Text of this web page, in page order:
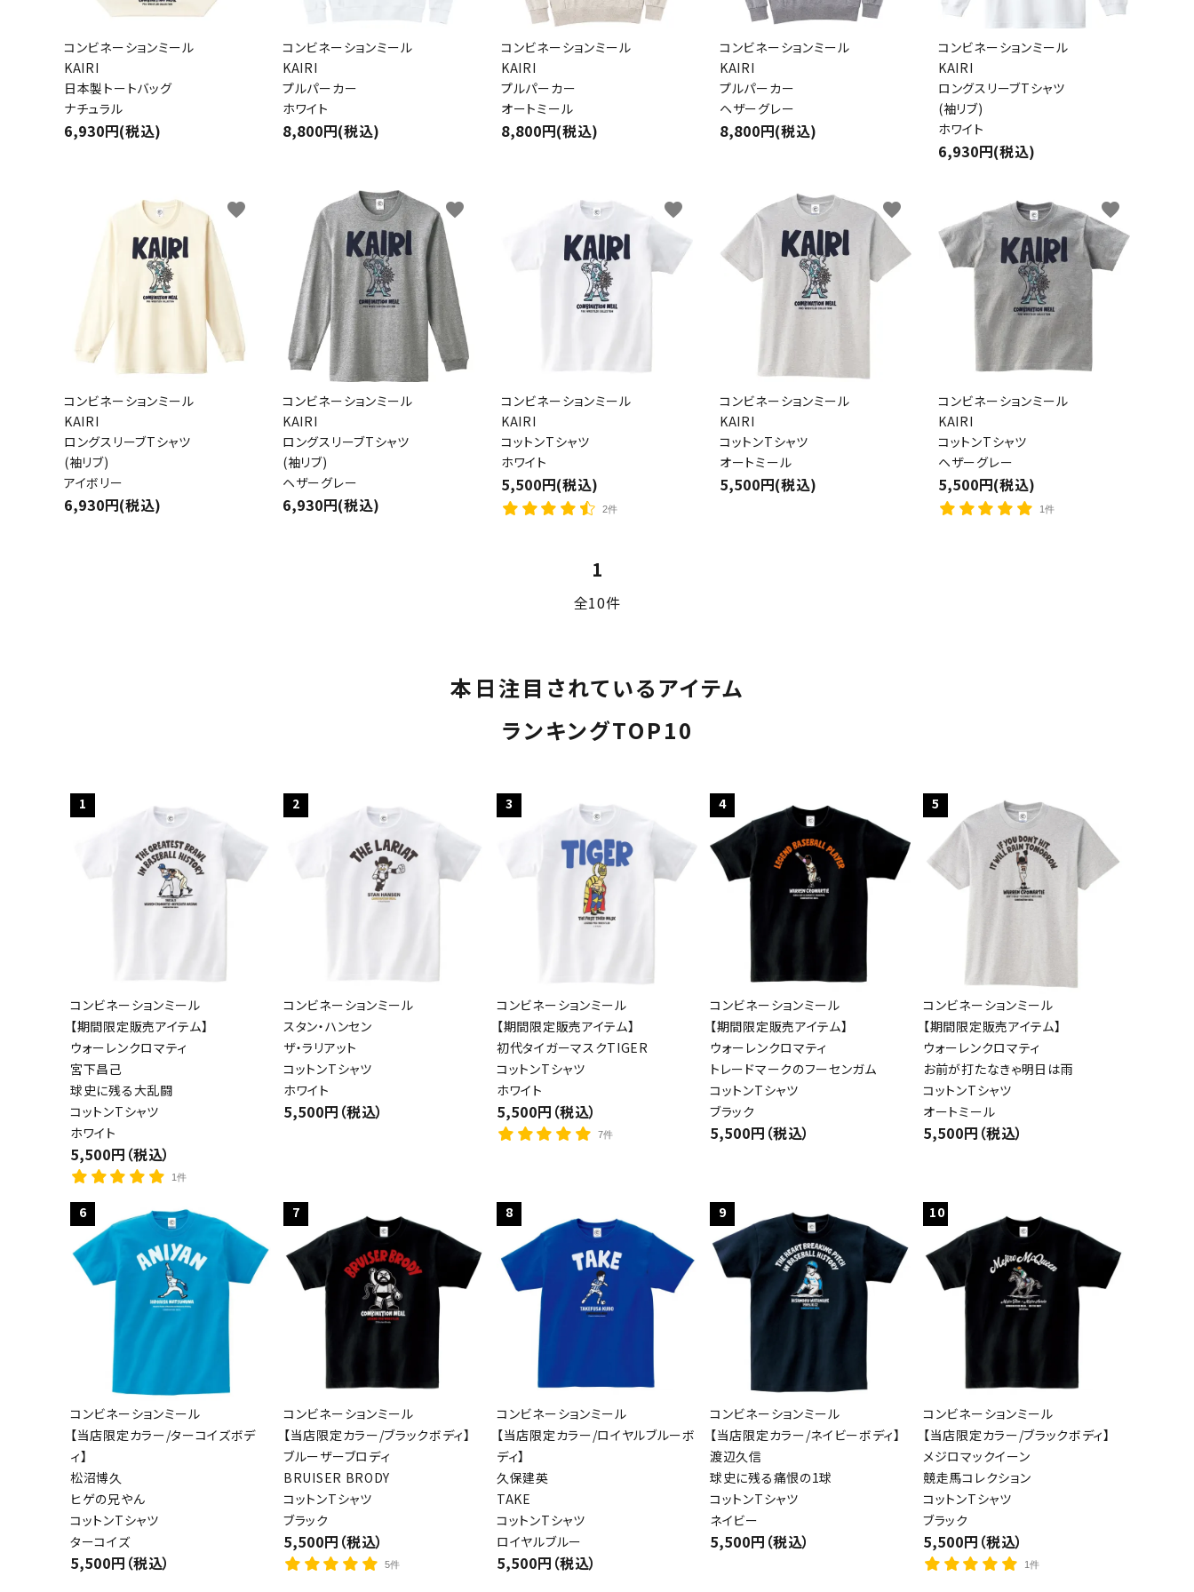
コンビネーションミール
KAIRI
日本製トートバッグ
ナチュラル
6,930円(税込)
コンビネーションミール
KAIRI
プルパーカー
ホワイト
8,800円(税込)
コンビネーションミール
KAIRI
プルパーカー
オートミール
8,800円(税込)
コンビネーションミール
KAIRI
プルパーカー
ヘザーグレー
8,800円(税込)
コンビネーションミール
KAIRI
ロングスリーブTシャツ
(袖リブ)
ホワイト
6,930円(税込)
コンビネーションミール
KAIRI
ロングスリーブTシャツ
(袖リブ)
アイボリー
6,930円(税込)
favorite
コンビネーションミール
KAIRI
ロングスリーブTシャツ
(袖リブ)
ヘザーグレー
6,930円(税込)
favorite
コンビネーションミール
KAIRI
コットンTシャツ
ホワイト
5,500円(税込)
2件
favorite
コンビネーションミール
KAIRI
コットンTシャツ
オートミール
5,500円(税込)
favorite
コンビネーションミール
KAIRI
コットンTシャツ
ヘザーグレー
5,500円(税込)
1件
favorite
1
全10件
キーワード
本日注目されているアイテム
ランキングTOP10
1
コンビネーションミール
【期間限定販売アイテム】
ウォーレンクロマティ
宮下昌己
球史に残る大乱闘
コットンTシャツ
ホワイト
5,500円（税込）
1件
2
コンビネーションミール
スタン・ハンセン
ザ・ラリアット
コットンTシャツ
ホワイト
5,500円（税込）
3
コンビネーションミール
【期間限定販売アイテム】
初代タイガーマスクTIGER
コットンTシャツ
ホワイト
5,500円（税込）
7件
4
コンビネーションミール
【期間限定販売アイテム】
ウォーレンクロマティ
トレードマークのフーセンガム
コットンTシャツ
ブラック
5,500円（税込）
5
コンビネーションミール
【期間限定販売アイテム】
ウォーレンクロマティ
お前が打たなきゃ明日は雨
コットンTシャツ
オートミール
5,500円（税込）
6
コンビネーションミール
【当店限定カラー/ターコイズボデ
ィ】
松沼博久
ヒゲの兄やん
コットンTシャツ
ターコイズ
5,500円（税込）
7
コンビネーションミール
【当店限定カラー/ブラックボディ】
ブルーザーブロディ
BRUISER BRODY
コットンTシャツ
ブラック
5,500円（税込）
5件
8
コンビネーションミール
【当店限定カラー/ロイヤルブルーボ
ディ】
久保建英
TAKE
コットンTシャツ
ロイヤルブルー
5,500円（税込）
9
コンビネーションミール
【当店限定カラー/ネイビーボディ】
渡辺久信
球史に残る痛恨の1球
コットンTシャツ
ネイビー
5,500円（税込）
10
コンビネーションミール
【当店限定カラー/ブラックボディ】
メジロマックイーン
競走馬コレクション
コットンTシャツ
ブラック
5,500円（税込）
1件